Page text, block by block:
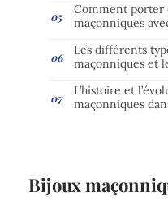
Comment porter
maçonniques
Les différents
maçonniques et
L’histoire et
maçonniques
Bijoux